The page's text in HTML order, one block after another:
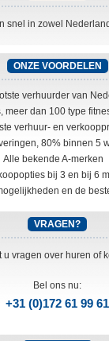
snel in zowel
ONZE VOORDELEN
verhuurder van
meer dan 100 type
verhuur- en
80% binnen 5
Alle bekende A-merken
bij 3 en bij 6
en de
VRAGEN?
u vragen over huren of
Bel ons nu:
+31 (0)172 61 99 61